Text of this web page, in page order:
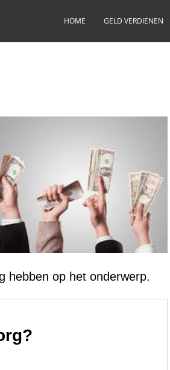
HOME GELD VERDIENEN
hebben op het onderwerp.